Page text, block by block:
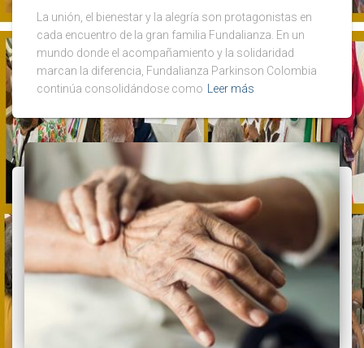
La unión, el bienestar y la alegría son protagonistas en
cada encuentro de la gran familia Fundalianza. En un
mundo donde el acompañamiento y la solidaridad
marcan la diferencia, Fundalianza Parkinson Colombia
continúa consolidándose como
Leer más